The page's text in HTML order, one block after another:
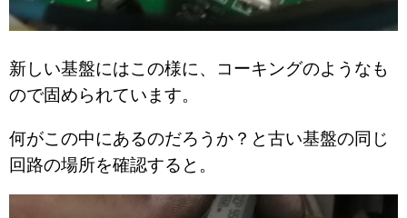
新しい基盤にはこの様に、コーキングのようなも
ので固められています。
何がこの中にあるのだろうか？と古い基盤の同じ
回路の場所を確認すると。